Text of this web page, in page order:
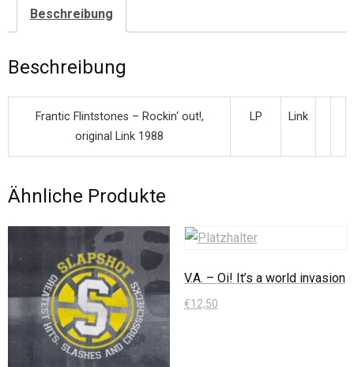
Beschreibung
Beschreibung
Frantic Flintstones – Rockin‘ out!,
original Link 1988
LP Link
Ähnliche Produkte
V.A. – Oi! It’s a world invasion
€12,50